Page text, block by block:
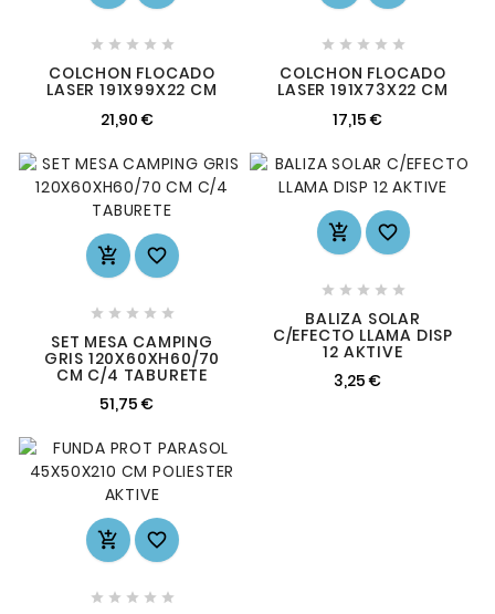
    
COLCHON FLOCADO
LASER 191X99X22 CM
21,90 €
    
COLCHON FLOCADO
LASER 191X73X22 CM
17,15 €
 
    
SET MESA CAMPING
GRIS 120X60XH60/70
CM C/4 TABURETE
51,75 €
 
    
BALIZA SOLAR
C/EFECTO LLAMA DISP
12 AKTIVE
3,25 €
 
    